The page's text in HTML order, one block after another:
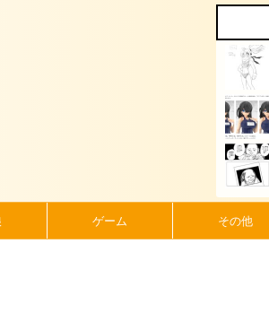
ゲーム その他